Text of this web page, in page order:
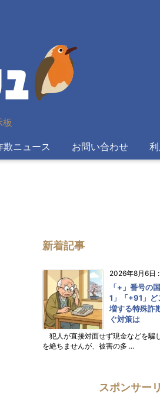
欺ニュース お問い合わせ
新着記事
2026年8月6日 :
「+」番号の
1」「+91」
増する特殊詐
ぐ対策は
犯人が直接対面せず現金などを騙
を絶ちませんが、被害の多 ...
スポンサー